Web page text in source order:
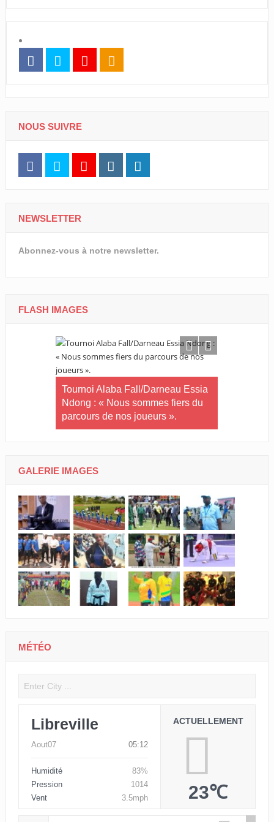
NOUS SUIVRE
NEWSLETTER
Abonnez-vous à notre newsletter.
FLASH IMAGES
Tournoi Alaba Fall/Darneau Essia
Ndong : « Nous sommes fiers du
parcours de nos joueurs ».
GALERIE IMAGES
MÉTÉO
Libreville
Aout07 05:12
Humidité
83%
Pression
1014
Vent
3.5mph
ACTUELLEMENT
23℃